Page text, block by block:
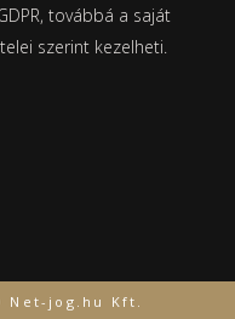
továbbá a saját
szerint kezelheti.
Net-jog.hu Kft.